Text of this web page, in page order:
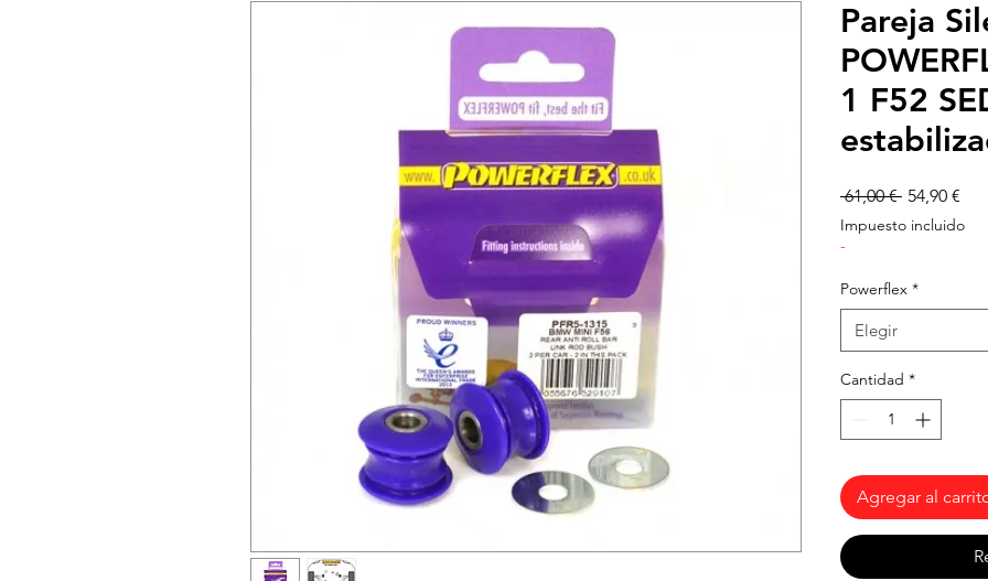
Pareja
1 F52
61,00 € Precio
54,90 €
Impuesto incluido
-
Powerflex *
Elegir
Cantidad *
Agregar al